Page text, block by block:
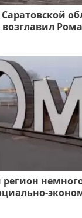
регион